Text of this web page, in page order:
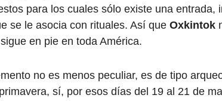
para los cuales sólo existe una entrada,
se le asocia con rituales. Así que Oxkintok
en pie en toda América.
no es menos peculiar, es de tipo
sí, por esos días del 19 al 21 de